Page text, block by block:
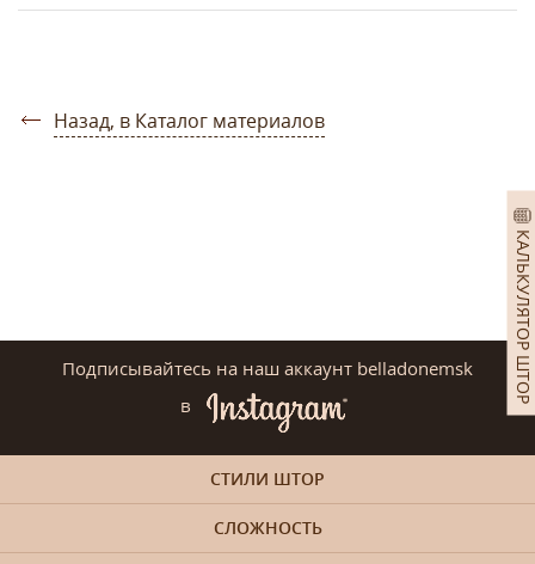
КАЛЬКУЛЯТОР ШТОР
Назад, в Каталог материалов
Подписывайтесь на наш аккаунт belladonemsk
в
СТИЛИ ШТОР
СЛОЖНОСТЬ